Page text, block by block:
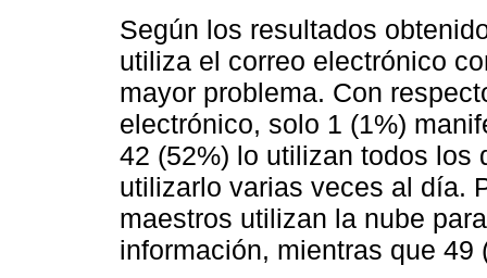
Según los resultados
utiliza el correo electrónico
mayor problema. Con
electrónico, solo 1 (1%)
42 (52%) lo utilizan todos los
utilizarlo varias veces al día.
maestros utilizan la nube
información, mientras que